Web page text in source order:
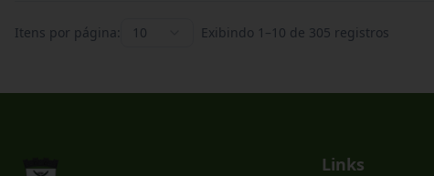
Itens por página: 10 Exibindo 1 –10 de 305 registros
Links